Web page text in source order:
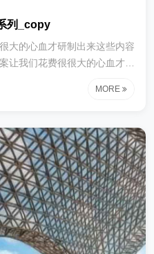
列_copy
大的心血才研制出来这些内容
让我们花费很很大的心血才研
大的心血才研制出来这些内容
让我们花费很很大的心血才研
MORE